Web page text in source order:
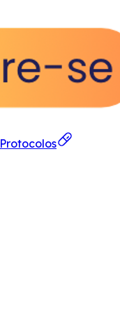
Protocolos